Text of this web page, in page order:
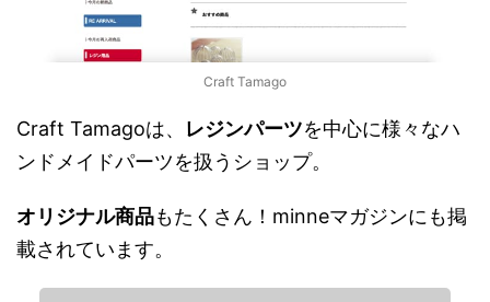
Craft Tamago
Craft Tamagoは、 レジンパーツを中心に様々なハ
ンドメイドパーツを扱うショップ。
オリジナル商品もたくさん！minneマガジンにも掲
載されています。